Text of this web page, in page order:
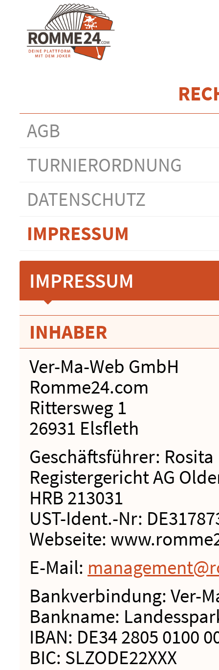
AGB
TURNIERORDNUNG
DATENSCHUTZ
IMPRESSUM
IMPRESSUM
INHABER
Ver-Ma-Web GmbH
Romme24.com
Rittersweg 1
26931 Elsfleth
Geschäftsführer:
Registergericht AG
HRB 213031
UST-Ident.-Nr:
Webseite:
E-Mail:
Bankverbindung: Ver-
Bankname:
IBAN: DE34 2805 0100
BIC: SLZODE22XXX